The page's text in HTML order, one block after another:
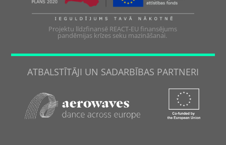
Projektu līdzfinansē REACT-EU finansējums
pandēmijas krīzes seku mazināšanai.
ATBALSTĪTĀJI UN SADARBĪBAS PARTNERI